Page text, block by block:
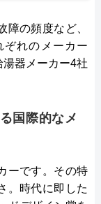
の頻度など、
ぞれのメーカー
器メーカー4社
国際的なメ
ーです。その特
。時代に即した